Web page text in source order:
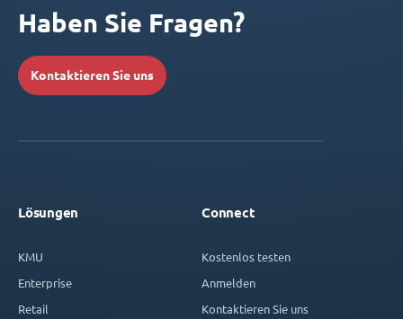
Haben Sie Fragen?
Kontaktieren Sie uns
Lösungen
KMU
Enterprise
Retail
Connect
Kostenlos testen
Anmelden
Kontaktieren Sie uns